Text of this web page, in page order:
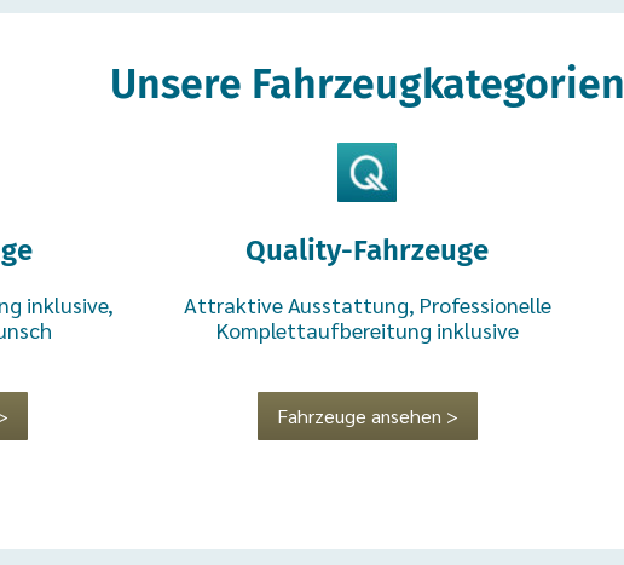
Unsere Fahrzeugkategorien
inklusive,
Quality-Fahrzeuge
Attraktive Ausstattung, Professionelle
Komplettaufbereitung inklusive
Fahrzeuge ansehen >